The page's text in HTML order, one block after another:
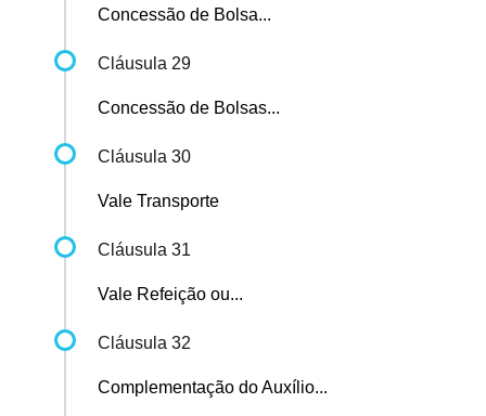
Concessão de Bolsa...
Cláusula 29
Concessão de Bolsas...
Cláusula 30
Vale Transporte
Cláusula 31
Vale Refeição ou...
Cláusula 32
Complementação do Auxílio...